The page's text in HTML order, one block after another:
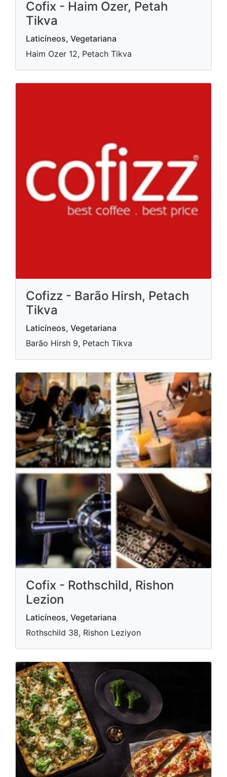
Cofix - Haim Ozer, Petah
Tikva
Laticíneos, Vegetariana
Haim Ozer 12, Petach Tikva
Cofizz - Barão Hirsh, Petach
Tikva
Laticíneos, Vegetariana
Barão Hirsh 9, Petach Tikva
Cofix - Rothschild, Rishon
Lezion
Laticíneos, Vegetariana
Rothschild 38, Rishon Leziyon